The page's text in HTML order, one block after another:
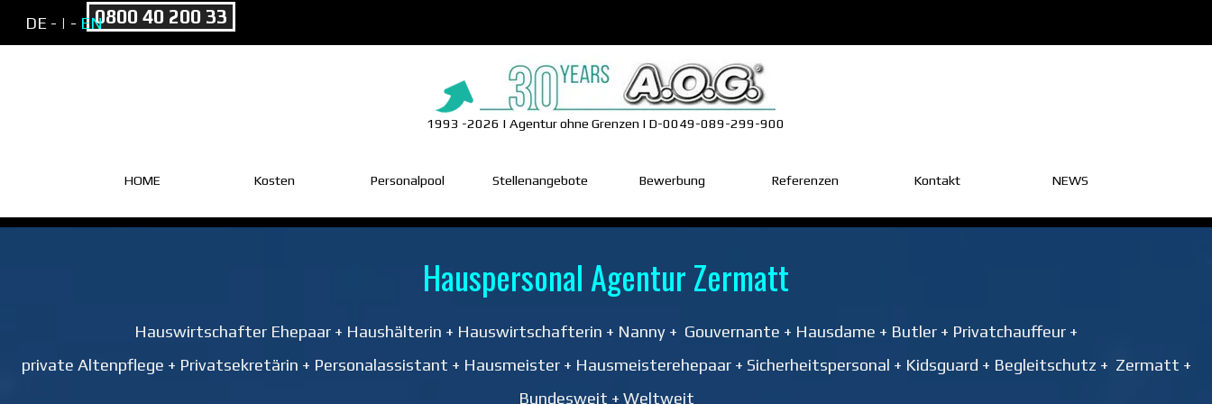
Direkt zum Seiteninhalt
DE - | - EN0800 40 200 33
1993 -2026 | Agentur ohne Grenzen | D-0049-089-299-900
HOME
Kosten ▼
Personalpool Stellenangebote Bewerbung Referenzen ▼
Kontakt ▼
NEWS
Hauspersonal Agentur Zermatt
Hauswirtschafter Ehepaar + Haushälterin + Hauswirtschafterin + Nanny + Gouvernante + Hausdame + Butler + Privatchauffeur +
private Altenpflege + Privatsekretärin + Personalassistant + Hausmeister + Hausmeisterehepaar + Sicherheitspersonal + Kidsguard + Begleitschutz + Zermatt +
Bundesweit + Weltweit